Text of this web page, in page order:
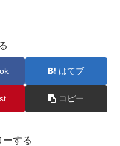
はてブ
コピー
ーする